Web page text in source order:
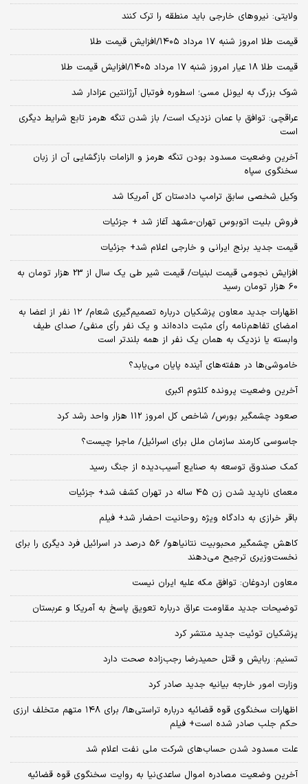
ولایتی: نیروهای خارجی باید منطقه را ترک کنند
قیمت طلا امروز شنبه ۱۷ مرداد ۱۴۰۵/افزایش قیمت طلا
قیمت طلا ۱۸ عیار امروز شنبه ۱۷ مرداد ۱۴۰۵/افزایش قیمت طلا
شوک بزرگ به لیونل مسی؛ اسطوره فوتبال آرژانتین عزادار شد
عراقچی: توافق با عمان نزدیک است/ باز شدن تنگه هرمز تابع شرایط دیگری
است
آخرین وضعیت مسدود بودن تنگه هرمز و الزامات بازگشایی آن از زبان
سخنگوی سپاه
وکیل شخصی سابق ترامپ دادستان کل آمریکا شد
فروش بلیت اتوبوس تهران-مشهد آغاز شد + جزئیات
قیمت جدید برنج ایرانی و خارجی اعلام شد+ جزئیات
افزایش نجومی قیمت لبنیات/ قیمت شیر طی یک سال از 23 هزار تومان به
60 هزار تومان رسید
اظهارات جدید معاون پزشکیان درباره تصمیم‌گیری شعام/ ۱۲ نفر از اعضا به
امضای تفاهم‌نامه رأی مثبت داده‌اند و یک نفر رأی منفی/ صدای طیف
وابسته یا نزدیک به همان یک نفر از همه بلندتر است
خاموشی‌ها در هفته‌های آینده پایان می‌یابد؟
آخرین وضعیت پرونده کلثوم اکبری
صعود چشمگیر بورس/ شاخص کل امروز 112 هزار واحد رشد کرد
جاسوسی کارمند سازمان ملل برای اسرائیل/ ماجرا چیست؟
کمک صندوق توسعه به صنایع آسیب‌دیده از جنگ رسید
معمای ناپدید شدن زن 45 ساله در تهران کشف شد+ جزئیات
باقر خرازی به دادگاه ویژه روحانیت احضار شد+ فیلم
کاهش چشمگیر محبوبیت نتانیاهو/ 56 درصد در اسرائیل فرد دیگری را برای
نخست‌وزیری ترجیح می‌دهند
معاون اردوغان: توافق مکه علیه ایران نیست
توضیحات جدید مقاومت عراق درباره تعویق پاسخ به آمریکا و عربستان
پزشکیان توئیت جدید منتشر کرد
تسنیم: ربایش و قتل حمیدرضا رجب‌زاده صحت دارد
وزارت امور خارجه بیانیه جدید صادر کرد
اظهارات سخنگوی قوه قضائیه درباره تراستی‌ها/ برای ۱۴۸ متهم متخلف ارزی
حکم جلب صادر شده است+ فیلم
علت مسدود شدن حساب‌های شرکت ملی نفت اعلام شد
آخرین وضعیت مصادره اموال ساعدی‌نیا به روایت سخنگوی قوه قضائیه